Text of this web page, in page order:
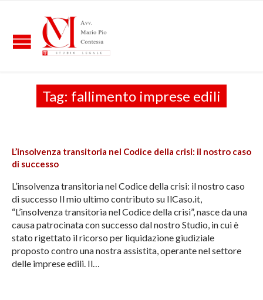
Tag: fallimento imprese edili
L’insolvenza transitoria nel Codice della crisi: il nostro caso
di successo
L’insolvenza transitoria nel Codice della crisi: il nostro caso
di successo Il mio ultimo contributo su IlCaso.it,
“L’insolvenza transitoria nel Codice della crisi”, nasce da una
causa patrocinata con successo dal nostro Studio, in cui è
stato rigettato il ricorso per liquidazione giudiziale
proposto contro una nostra assistita, operante nel settore
delle imprese edili. Il…